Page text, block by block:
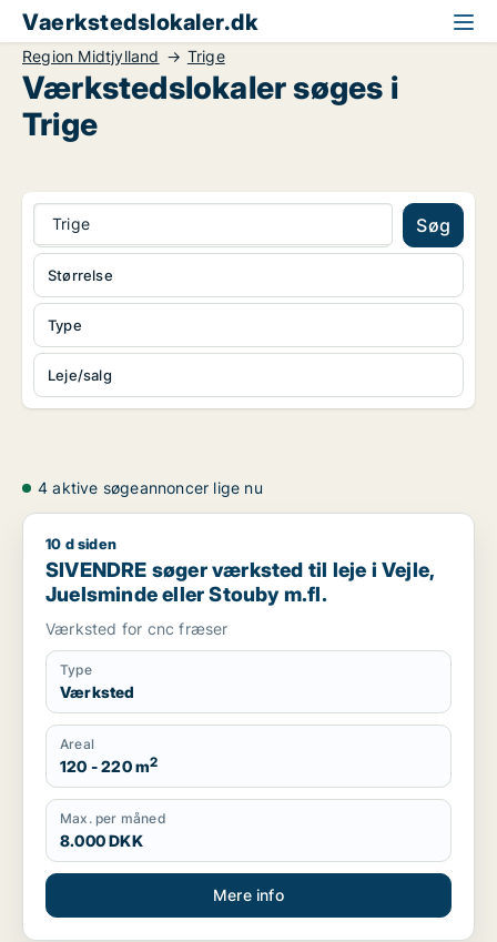
Vaerkstedslokaler.dk
Region Midtjylland Trige
Værkstedslokaler søges i
Trige
Trige Søg
Type
Leje/salg
Størrelse
4 aktive søgeannoncer lige nu
SIVENDRE søger værksted til leje i Vejle, Juelsminde eller
10 d siden
SIVENDRE søger værksted til leje i Vejle,
Juelsminde eller Stouby m.fl.
Værksted for cnc fræser
Type
Værksted
Areal
120 - 220 m2
Max. per måned
8.000 DKK
Mere info